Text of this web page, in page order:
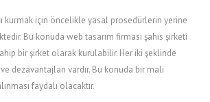
kurmak için öncelikle yasal prosedürlerin yerine
Bu konuda web tasarım firması şahıs şirketi
bir şirket olarak kurulabilir. Her iki şeklinde
dezavantajları vardır. Bu konuda bir mali
faydalı olacaktır.